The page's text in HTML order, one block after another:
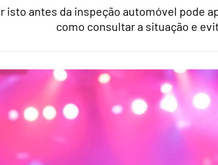
isto antes da inspeção automóvel pode
como consultar a situação e